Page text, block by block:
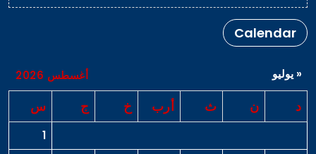
Calendar
أغسطس 2026
د ن ث أرب خ ج س
1
« يوليو